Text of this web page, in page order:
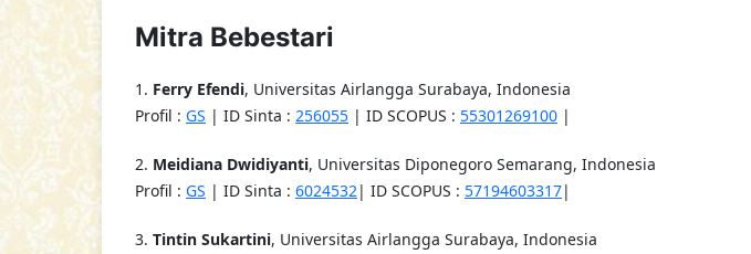
Mitra Bebestari
1. Ferry Efendi, Universitas Airlangga Surabaya, Indonesia
Profil : GS | ID Sinta : 256055 | ID SCOPUS : 55301269100 |
2. Meidiana Dwidiyanti, Universitas Diponegoro Semarang, Indonesia
Profil : GS | ID Sinta : 6024532| ID SCOPUS : 57194603317|
3. Tintin Sukartini, Universitas Airlangga Surabaya, Indonesia